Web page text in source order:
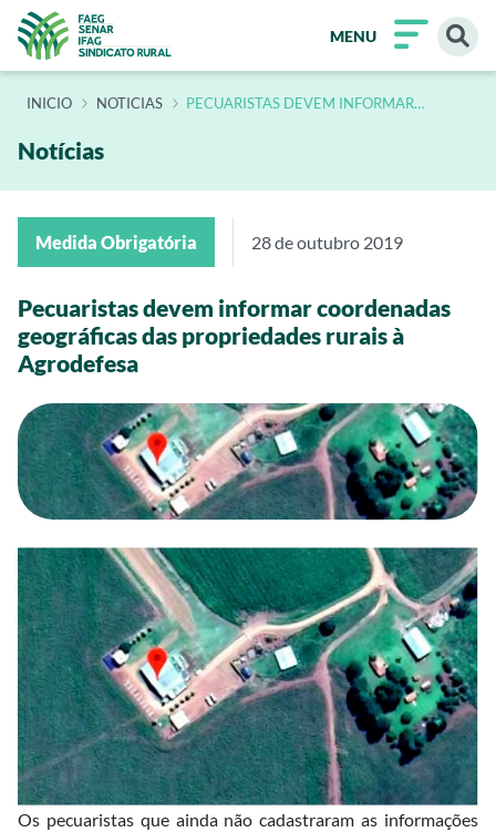
MENU
INÍCIO NOTICIAS PECUARISTAS DEVEM INFORMAR
Notícias
Medida Obrigatória 28 de outubro 2019
Pecuaristas devem informar coordenadas
geográficas das propriedades rurais à
Agrodefesa
Os pecuaristas que ainda não cadastraram as informações